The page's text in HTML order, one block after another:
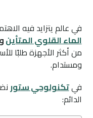
في عالم يتزايد فيه
الماء القلوي المتأين
من أكثر الأجهزة طلبًا
ومستدام.
فيتكنولوجي ستور
الدائم: